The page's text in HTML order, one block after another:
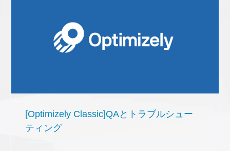
[Optimizely Classic]QAとトラブルシュー
ティング